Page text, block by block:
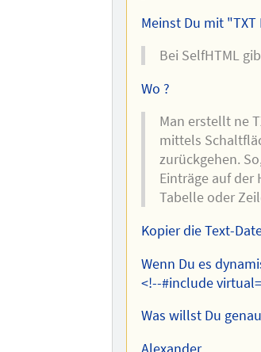
Meinst Du mit "TXT
Bei SelfHTML
Wo ?
Man erstellt ne
mittels
zurückgehen.
Einträge auf der
Tabelle oder
Kopier die Text-
Wenn Du es
<!--#include
Was willst Du